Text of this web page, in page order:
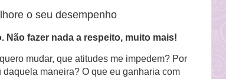
o seu desempenho
Não fazer nada a respeito, muito mais!
mudar, que atitudes me impedem? Por
maneira? O que eu ganharia com